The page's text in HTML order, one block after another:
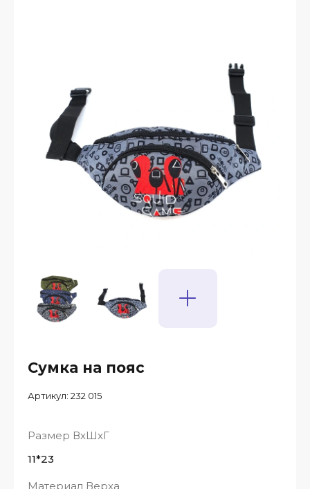
Сумка на пояс
Артикул: 232 015
Размер ВхШхГ
11*23
Материал Верха